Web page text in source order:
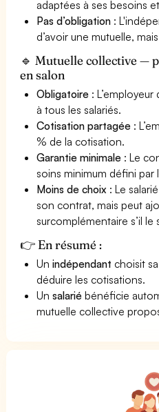
adaptées à ses besoins
Pas d’obligation :
d’avoir une mutuelle,
🔹 Mutuelle collective —
en salon
Obligatoire :
à tous les salariés.
Cotisation partagée :
% de la cotisation.
Garantie minimale : Le
soins minimum défini par
Moins de choix : Le
son contrat, mais peut
surcomplémentaire s’il le
👉 En résumé :
Unindépendant choisit
déduire les cotisations.
Unsalarié bénéficie
mutuelle collective